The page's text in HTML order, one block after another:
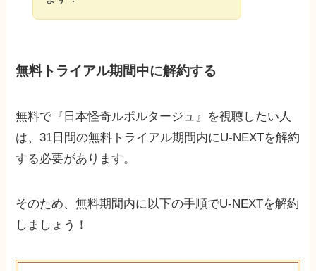
無料トライアル期間中に解約する
無料で『日本怪奇ルポルタージュ』を視聴したい人
は、31日間の無料トライアル期間内にU-NEXTを解約
する必要があります。
そのため、無料期間内に以下の手順でU-NEXTを解約
しましょう！